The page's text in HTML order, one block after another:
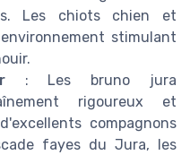
Les chiots chien et
stimulant
: Les bruno jura
rigoureux et
compagnons
fayes du Jura, les